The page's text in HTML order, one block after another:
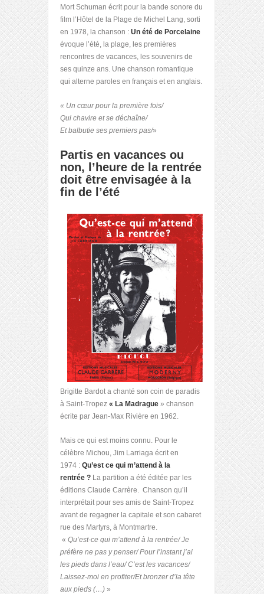
Mort Schuman écrit pour la bande sonore du
film l’Hôtel de la Plage de Michel Lang, sorti
en 1978, la chanson : Un été de Porcelaine
évoque l’été, la plage, les premières
rencontres de vacances, les souvenirs de
ses quinze ans. Une chanson romantique
qui alterne paroles en français et en anglais.
« Un cœur pour la première fois/
Qui chavire et se déchaîne/
Et balbutie ses premiers pas/»
Partis en vacances ou
non, l’heure de la rentrée
doit être envisagée à la
fin de l’été
Brigitte Bardot a chanté son coin de paradis
à Saint-Tropez « La Madrague » chanson
écrite par Jean-Max Rivière en 1962.
Mais ce qui est moins connu. Pour le
célèbre Michou, Jim Larriaga écrit en
1974 : Qu’est ce qui m’attend à la
rentrée ? La partition a été éditée par les
éditions Claude Carrère. Chanson qu’il
interprétait pour ses amis de Saint-Tropez
avant de regagner la capitale et son cabaret
rue des Martyrs, à Montmartre.
« Qu’est-ce qui m’attend à la rentrée/ Je
préfère ne pas y penser/ Pour l’instant j’ai
les pieds dans l’eau/ C’est les vacances/
Laissez-moi en profiter/Et bronzer d’la tête
aux pieds (…) »